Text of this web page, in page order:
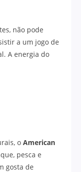
não pode
a um jogo de
A energia do
o American
pesca e
gosta de